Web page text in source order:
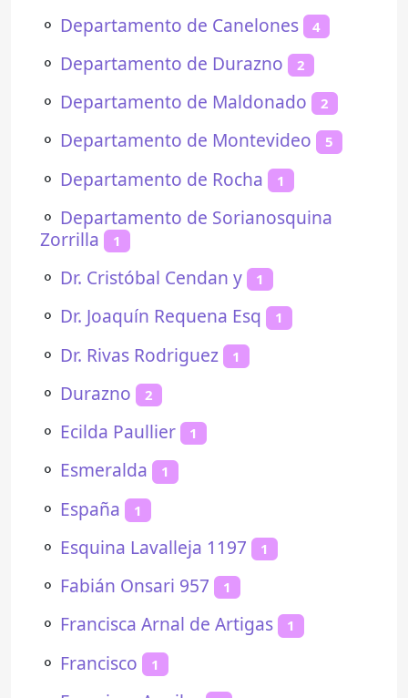
⚬ Departamento de Canelones 4
⚬ Departamento de Durazno 2
⚬ Departamento de Maldonado 2
⚬ Departamento de Montevideo 5
⚬ Departamento de Rocha 1
⚬ Departamento de Sorianosquina
Zorrilla
1
⚬ Dr. Cristóbal Cendan y 1
⚬ Dr. Joaquín Requena Esq 1
⚬ Dr. Rivas Rodriguez 1
⚬ Durazno 2
⚬ Ecilda Paullier 1
⚬ Esmeralda 1
⚬ España 1
⚬ Esquina Lavalleja 1197 1
⚬ Fabián Onsari 957 1
⚬ Francisca Arnal de Artigas 1
⚬ Francisco 1